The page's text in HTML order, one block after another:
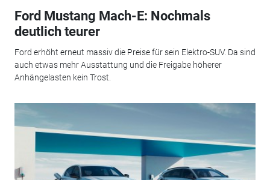
Ford Mustang Mach-E: Nochmals
deutlich teurer
Ford erhöht erneut massiv die Preise für sein Elektro-SUV. Da sind
auch etwas mehr Ausstattung und die Freigabe höherer
Anhängelasten kein Trost.